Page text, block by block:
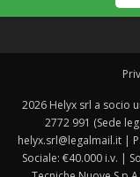
2026 Helyx srl a socio
2772 991 (Sede
helyx.srl@legalmail.it |
Sociale: €40.000 i.v. |